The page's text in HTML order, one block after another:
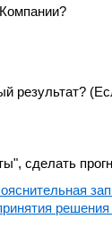
результат?
сделать